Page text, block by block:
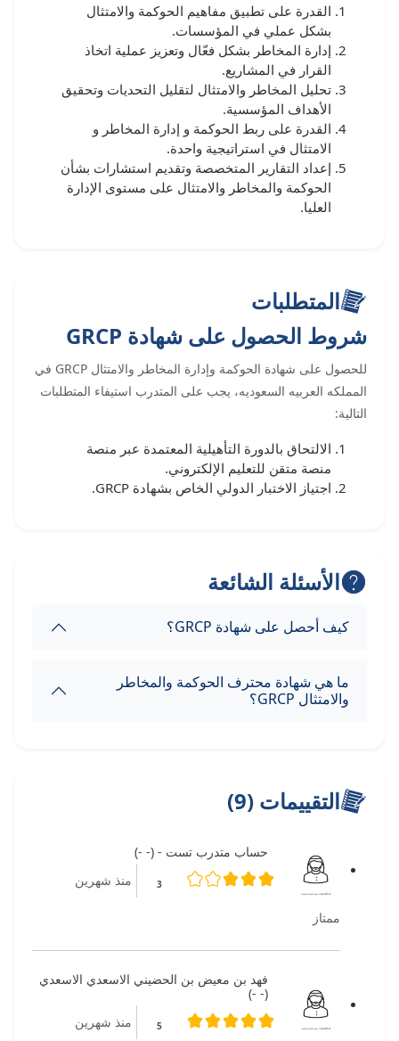
القدرة على تطبيق مفاهيم الحوكمة والامتثال
بشكل عملي في المؤسسات.
إدارة المخاطر بشكل فعّال وتعزيز عملية اتخاذ
القرار في المشاريع.
تحليل المخاطر والامتثال لتقليل التحديات وتحقيق
الأهداف المؤسسية.
القدرة على ربط الحوكمة و إدارة المخاطر و
الامتثال في استراتيجية واحدة.
إعداد التقارير المتخصصة وتقديم استشارات بشأن
الحوكمة والمخاطر والامتثال على مستوى الإدارة
العليا.
المتطلبات
شروط الحصول على شهادة GRCP
للحصول على شهادة الحوكمة وإدارة المخاطر والامتثال GRCP في
المملكه العربيه السعوديه، يجب على المتدرب استيفاء المتطلبات
التالية:
الالتحاق بالدورة التأهيلية المعتمدة عبر منصة
منصة متقن للتعليم الإلكتروني.
اجتياز الاختبار الدولي الخاص بشهادة GRCP.
الأسئلة الشائعة
كيف أحصل على شهادة GRCP؟
ما هي شهادة محترف الحوكمة والمخاطر
والامتثال GRCP؟
التقييمات (9)
حساب متدرب تست - (- -)
3 منذ شهرين
ممتاز
فهد بن معيض بن الحضيني الاسعدي الاسعدي
(- -)
5 منذ شهرين